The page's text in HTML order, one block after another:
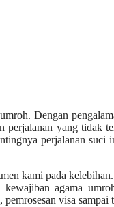
Dengan
perjalanan yang tidak
perjalanan suci
kami pada
agama
visa sampai